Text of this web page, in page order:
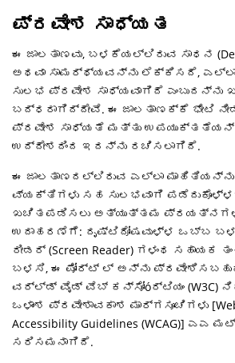
ಪ್ರವೇಶ ಸಾಧ್ಯತ
ಈ ಜಾಲತಾಣವು, ಬಳಕೆಯಲ್ಲಿರುವ ಸಾಧನ
ಅಥವಾ ಸಾಮರ್ಥ್ಯವನ್ನು ಲೆಕ್ಕಿಸದೆ,
ಸುಲಭ ಪ್ರವೇಶ ಸಾಧ್ಯವಾಗಿದೆ ಎಂಬುದನ್ನು
ಬದ್ಧರಾಗಿದ್ದೇವೆ. ಈ ಜಾಲತಾಣಕ್ಕೆ ಭೇಟಿ
ಪ್ರವೇಶ ಸಾಧ್ಯತೆ ಮತ್ತು
ಉದ್ದೇಶದಿಂದ ಇದನ್ನು ರಚಿಸಲಾಗಿದೆ.
ಈ ಜಾಲತಾಣದಲ್ಲಿರುವ ಎಲ್ಲಾ
ವ್ಯಕ್ತಿಗಳು ಸಹ ಸುಲಭವಾಗಿ
ಖಚಿತಪಡಿಸಲು ಅತ್ಯುತ್ತಮ
ಉದಾಹರಣೆಗೆ: ದೃಷ್ಟಿದೋಷವುಳ್ಳ ಒಬ್ಬ
ರೀಡರ್ (Screen Reader) ಗಳಂಥ ಸಹಾಯಕ
ಬಳಸಿ, ಈ ಪೋರ್ಟ್ ಲ್ ಅನ್ನು
ವರ್ಲ್ಡ್ ವೈಡ್ ವೆಬ್ ಕನ್ಸೋóರ್ಟಿಯಂ (W3C)
ಒಳಾಂಶ ಪ್ರವೇಶಾವಕಾಶ ಮಾರ್ಗಸೂಚಿಗಳು
Accessibility Guidelines (WCAG)] ಎಎ
ಸರಿಸಮನಾಗಿದೆ.